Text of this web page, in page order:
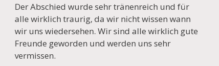
Der Abschied wurde sehr tränenreich und für
alle wirklich traurig, da wir nicht wissen wann
wir uns wiedersehen. Wir sind alle wirklich gute
Freunde geworden und werden uns sehr
vermissen.